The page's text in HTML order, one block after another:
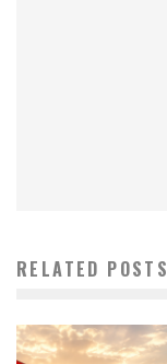
RELATED POSTS